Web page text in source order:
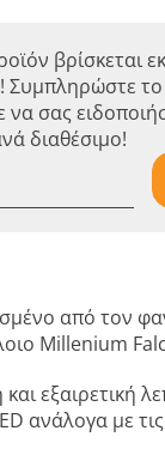
βρίσκεται
Συμπληρώστε
σας
διαθέσιμο!
από τον
Millenium
εξαιρετική
ανάλογα με